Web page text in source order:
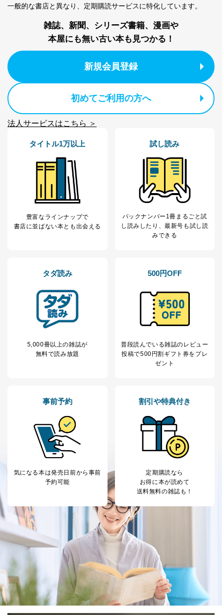
一般的な書店と異なり、 定期購読サービスに特化しています。
雑誌、新聞、シリーズ書籍、漫画や
本屋にも無い古い本も見つかる！
新規会員登録
初めてご利用の方へ
法人サービスはこちら ＞
タイトル1万以上
豊富なラインナップで
書店に並ばない本とも出会える
試し読み
バックナンバー1冊まるごと試
し読み したり、最新号も試し読
みできる
タダ読み
5,000冊以上の雑誌が
無料で読み放題
500円OFF
普段読んでいる雑誌のレビュー
投稿で500円割ギフト券をプレ
ゼント
事前予約
気になる本は発売日前から事前
予約可能
割引や特典付き
定期購読なら
お得に本が読めて
送料無料の雑誌も！